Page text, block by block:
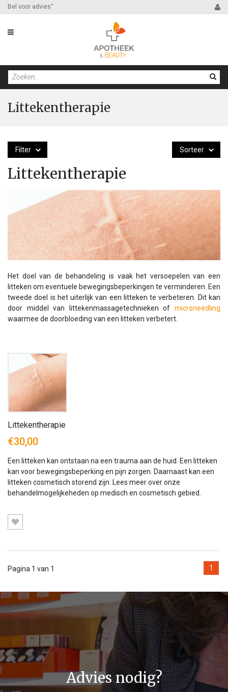
Bel voor advies *
Littekentherapie
Filter Sorteer
Littekentherapie
Het doel van de behandeling is vaak het versoepelen van een
litteken om eventuele bewegingsbeperkingen te verminderen. Een
tweede doel is het uiterlijk van een litteken te verbeteren. Dit kan
door middel van littekenmassagetechnieken of microneedling
waarmee de doorbloeding van een litteken verbetert.
Littekentherapie
€30,00
Een litteken kan ontstaan na een trauma aan de huid. Een litteken
kan voor bewegingsbeperking en pijn zorgen. Daarnaast kan een
litteken cosmetisch storend zijn. Lees meer over onze
behandelmogelijkeheden op medisch en cosmetisch gebied.
Pagina 1 van 1 1
Advies nodig?